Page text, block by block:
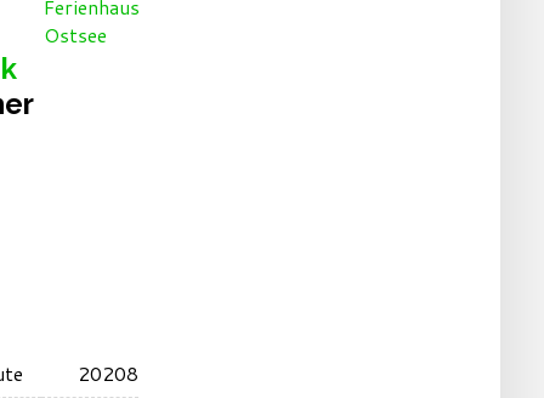
20208